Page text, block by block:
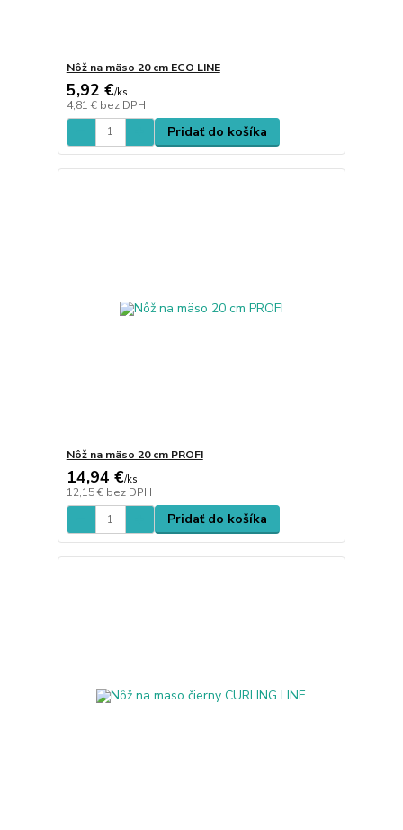
Nôž na mäso 20 cm ECO LINE
5,92 €/ks
4,81 € bez DPH
Pridať do košíka
Nôž na mäso 20 cm PROFI
14,94 €/ks
12,15 € bez DPH
Pridať do košíka